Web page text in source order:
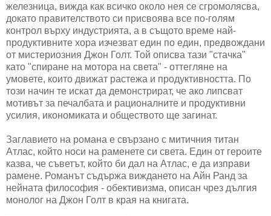
железница, вижда как всичко около нея се сгромолясва,
докато правителството си присвоява все по-голям
контрол върху индустрията, а в същото време най-
продуктивните хора изчезват един по един, предвождани
от мистериозния Джон Голт. Той описва тази "стачка"
като "спиране на мотора на света" - оттегляне на
умовете, които движат растежа и продуктивността. По
този начин те искат да демонстрират, че ако липсват
мотивът за печалбата и рационалните и продуктивни
усилия, икономиката и обществото ще загинат.
Заглавието на романа е свързано с митичния титан
Атлас, който носи на раменете си света. Един от героите
казва, че съветът, който би дал на Атлас, е да изправи
рамене. Романът съдържа виждането на Айн Ранд за
нейната философия - обективизма, описан чрез дългия
монолог на Джон Голт в края на книгата.